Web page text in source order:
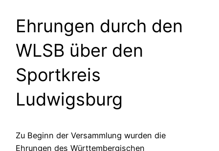
Ehrungen durch den
WLSB über den
Sportkreis
Ludwigsburg
Zu Beginn der Versammlung wurden die
Ehrungen des Württembergischen